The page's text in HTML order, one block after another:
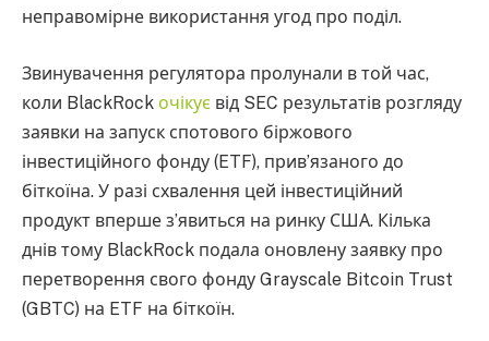
неправомірне використання угод про поділ.
Звинувачення регулятора пролунали в той час,
коли BlackRock очікує від SEC результатів розгляду
заявки на запуск спотового біржового
інвестиційного фонду (ETF), прив’язаного до
біткоїна. У разі схвалення цей інвестиційний
продукт вперше з’явиться на ринку США. Кілька
днів тому BlackRock подала оновлену заявку про
перетворення свого фонду Grayscale Bitcoin Trust
(GBTC) на ETF на біткоїн.